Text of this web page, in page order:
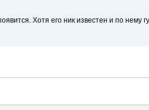
Хотя его ник известен и по нему